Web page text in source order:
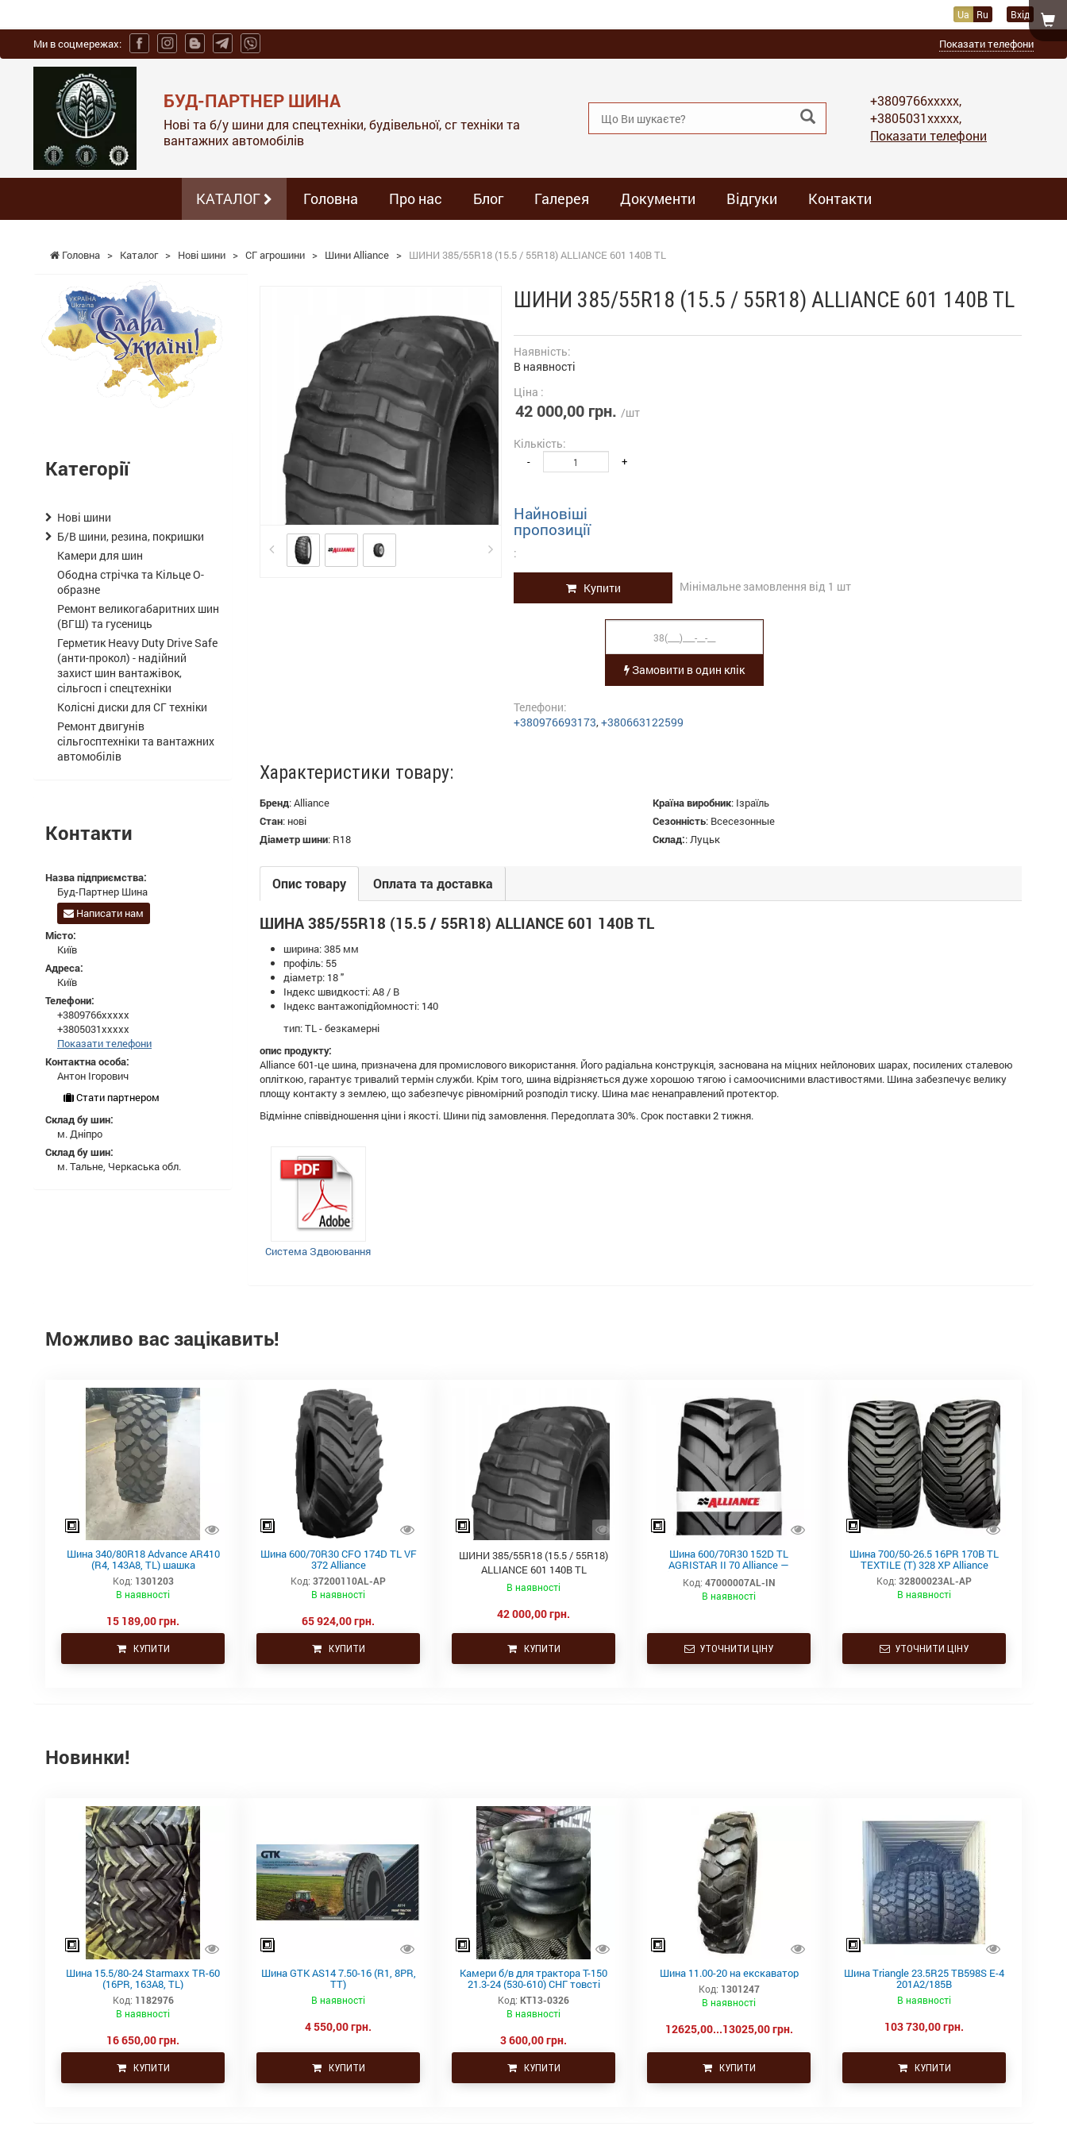
Ua Ru Вхід
Ми в соцмережах: Показати телефони
БУД-ПАРТНЕР ШИНА
Нові та б/у шини для спецтехніки, будівельної, сг техніки та
вантажних автомобілів
+3809766xxxxx,
+3805031xxxxx,
Показати телефони
КАТАЛОГ Головна Про нас Блог Галерея Документи Відгуки Контакти
Головна > Каталог > Нові шини > СГ агрошини > Шини Alliance > ШИНИ 385/55R18 (15.5 / 55R18) ALLIANCE 601 140B TL
ШИНИ 385/55R18 (15.5 / 55R18) ALLIANCE 601 140B TL
Наявність:
В наявності
Ціна :
42 000,00 грн. /шт
Кількість:
- +
Найновіші
пропозиції
:
Купити Мінімальне замовлення від 1 шт
Замовити в один клік
Телефони:
+380976693173,+380663122599
Характеристики товару:
Бренд:Alliance Країна виробник: Ізраїль
Стан: нові Сезонність: Всесезонные
Діаметр шини: R18 Склад::Луцьк
Опис товару Оплата та доставка
ШИНА 385/55R18 (15.5 / 55R18) ALLIANCE 601 140B TL
ширина: 385 мм
профіль: 55
діаметр: 18 "
Індекс швидкості: A8 / B
Індекс вантажопідйомності: 140
тип: TL - безкамерні
опис продукту:
Alliance 601-це шина, призначена для промислового використання. Його радіальна конструкція, заснована на міцних нейлонових шарах, посилених сталевою
опліткою, гарантує тривалий термін служби. Крім того, шина відрізняється дуже хорошою тягою і самоочисними властивостями. Шина забезпечує велику
площу контакту з землею, що забезпечує рівномірний розподіл тиску. Шина має ненаправлений протектор.
Відмінне співвідношення ціни і якості. Шини під замовлення. Передоплата 30%. Срок поставки 2 тижня.
Система Здвоювання
Категорії
Нові шини
Б/В шини, резина, покришки
Камери для шин
Ободна стрічка та Кільце О-
образне
Ремонт великогабаритних шин
(ВГШ) та гусениць
Герметик Heavy Duty Drive Safe
(анти-прокол) - надійний
захист шин вантажівок,
сільгосп і спецтехніки
Колісні диски для СГ техніки
Ремонт двигунів
сільгосптехніки та вантажних
автомобілів
Контакти
Назва підприємства:
Буд-Партнер Шина
Написати нам
Місто:
Київ
Адреса:
Київ
Телефони:
+3809766xxxxx
+3805031xxxxx
Показати телефони
Контактна особа:
Антон Ігорович
Стати партнером
Склад бу шин:
м. Дніпро
Склад бу шин:
м. Тальне, Черкаська обл.
Можливо вас зацікавить!
Шина 340/80R18 Advance AR410
(R4, 143A8, TL) шашка
Код: 1301203
В наявності
15 189,00 грн.
КУПИТИ
Шина 600/70R30 CFO 174D TL VF
372 Alliance
Код: 37200110AL-AP
В наявності
65 924,00 грн.
КУПИТИ
ШИНИ 385/55R18 (15.5 / 55R18)
ALLIANCE 601 140B TL
В наявності
42 000,00 грн.
КУПИТИ
Шина 600/70R30 152D TL
AGRISTAR II 70 Alliance —
універсальна силова шина для
тракторів середнього та високого
класу
Код: 47000007AL-IN
В наявності
УТОЧНИТИ ЦІНУ
Шина 700/50-26.5 16PR 170B TL
TEXTILE (T) 328 XP Alliance
Код: 32800023AL-AP
В наявності
УТОЧНИТИ ЦІНУ
Новинки!
Шина 15.5/80-24 Starmaxx TR-60
(16PR, 163A8, TL)
Код: 1182976
В наявності
16 650,00 грн.
КУПИТИ
Шина GTK AS14 7.50-16 (R1, 8PR,
TT)
В наявності
4 550,00 грн.
КУПИТИ
Камери б/в для трактора Т-150
21.3-24 (530-610) СНГ товсті
Код: КТ13-0326
В наявності
3 600,00 грн.
КУПИТИ
Шина 11.00-20 на екскаватор
Код: 1301247
В наявності
12625,00...13025,00 грн.
КУПИТИ
Шина Triangle 23.5R25 TB598S E-4
201A2/185B
В наявності
103 730,00 грн.
КУПИТИ